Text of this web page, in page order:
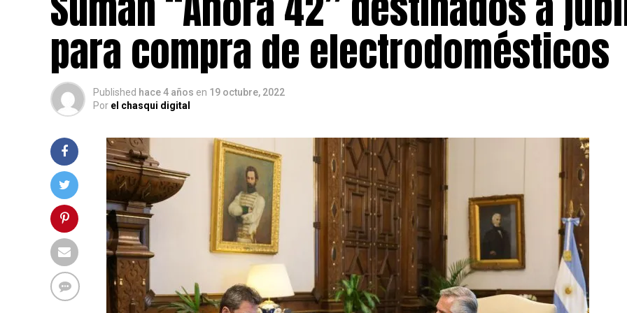
para compra de electrodomésticos
Published hace 4 años en 19 octubre, 2022
Por el chasqui digital